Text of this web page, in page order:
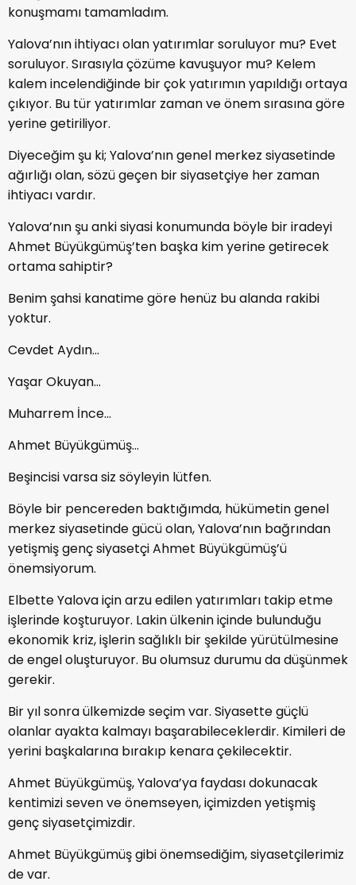
konuşmamı tamamladım.
Yalova’nın ihtiyacı olan yatırımlar soruluyor mu? Evet
soruluyor. Sırasıyla çözüme kavuşuyor mu? Kelem
kalem incelendiğinde bir çok yatırımın yapıldığı ortaya
çıkıyor. Bu tür yatırımlar zaman ve önem sırasına göre
yerine getiriliyor.
Diyeceğim şu ki; Yalova’nın genel merkez siyasetinde
ağırlığı olan, sözü geçen bir siyasetçiye her zaman
ihtiyacı vardır.
Yalova’nın şu anki siyasi konumunda böyle bir iradeyi
Ahmet Büyükgümüş’ten başka kim yerine getirecek
ortama sahiptir?
Benim şahsi kanatime göre henüz bu alanda rakibi
yoktur.
Cevdet Aydın…
Yaşar Okuyan…
Muharrem İnce…
Ahmet Büyükgümüş…
Beşincisi varsa siz söyleyin lütfen.
Böyle bir pencereden baktığımda, hükümetin genel
merkez siyasetinde gücü olan, Yalova’nın bağrından
yetişmiş genç siyasetçi Ahmet Büyükgümüş’ü
önemsiyorum.
Elbette Yalova için arzu edilen yatırımları takip etme
işlerinde koşturuyor. Lakin ülkenin içinde bulunduğu
ekonomik kriz, işlerin sağlıklı bir şekilde yürütülmesine
de engel oluşturuyor. Bu olumsuz durumu da düşünmek
gerekir.
Bir yıl sonra ülkemizde seçim var. Siyasette güçlü
olanlar ayakta kalmayı başarabileceklerdir. Kimileri de
yerini başkalarına bırakıp kenara çekilecektir.
Ahmet Büyükgümüş, Yalova’ya faydası dokunacak
kentimizi seven ve önemseyen, içimizden yetişmiş
genç siyasetçimizdir.
Ahmet Büyükgümüş gibi önemsediğim, siyasetçilerimiz
de var.